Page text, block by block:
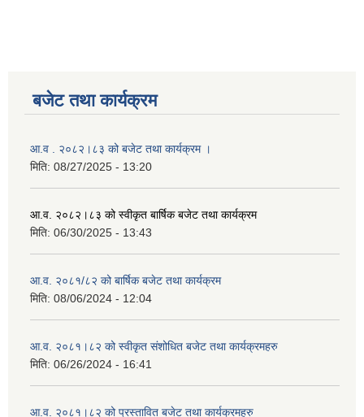
बजेट तथा कार्यक्रम
आ.व . २०८२।८३ को बजेट तथा कार्यक्रम ।
मिति: 08/27/2025 - 13:20
आ.व. २०८२।८३ को स्वीकृत बार्षिक बजेट तथा कार्यक्रम
मिति: 06/30/2025 - 13:43
आ.व. २०८१/८२ को बार्षिक बजेट तथा कार्यक्रम
मिति: 08/06/2024 - 12:04
आ.व. २०८१।८२ को स्वीकृत संशोधित बजेट तथा कार्यक्रमहरु
मिति: 06/26/2024 - 16:41
आ.व. २०८१।८२ को प्रस्तावित बजेट तथा कार्यक्रमहरु